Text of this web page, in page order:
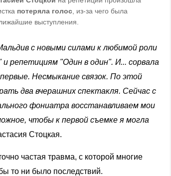
потеряла голос , из-за чего была
выступления.
с новыми силами к любимой роли
репетициям "Один в один". И... сорвала
Несмыкание связок. По этой
два вчерашних спектакля. Сейчас с
фониатра восстанавливаем мои
чтобы к первой съемке я могла
Стоцкая.
частая травма, с которой многие
то ни было последствий.